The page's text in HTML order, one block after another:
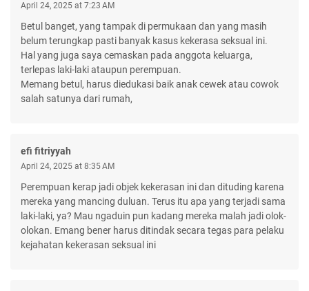
April 24, 2025 at 7:23 AM
Betul banget, yang tampak di permukaan dan yang masih
belum terungkap pasti banyak kasus kekerasa seksual ini.
Hal yang juga saya cemaskan pada anggota keluarga,
terlepas laki-laki ataupun perempuan.
Memang betul, harus diedukasi baik anak cewek atau cowok
salah satunya dari rumah,
efi fitriyyah
April 24, 2025 at 8:35 AM
Perempuan kerap jadi objek kekerasan ini dan dituding karena
mereka yang mancing duluan. Terus itu apa yang terjadi sama
laki-laki, ya? Mau ngaduin pun kadang mereka malah jadi olok-
olokan. Emang bener harus ditindak secara tegas para pelaku
kejahatan kekerasan seksual ini